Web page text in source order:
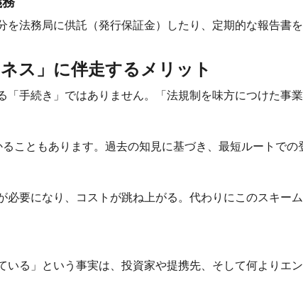
法務局に供託（発行保証金）したり、定期的な報告書
ス」に伴走するメリット
手続き」ではありません。「法規制を味方につけた事業
こともあります。過去の知見に基づき、最短ルートでの
必要になり、コストが跳ね上がる。代わりにこのスキー
いる」という事実は、投資家や提携先、そして何よりエ